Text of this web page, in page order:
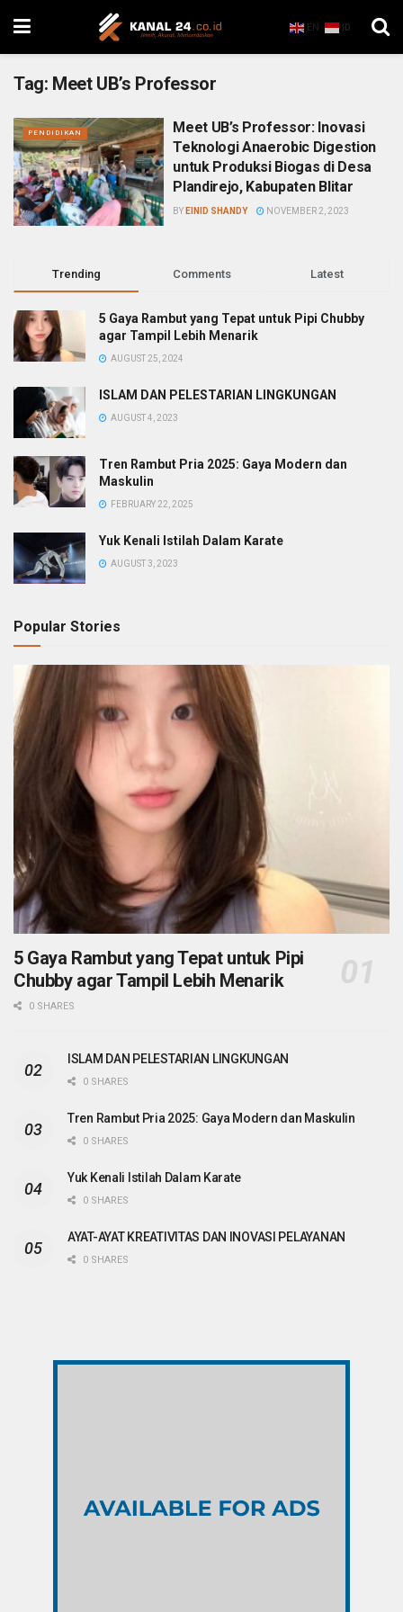
EN ID
Tag: Meet UB’s Professor
PENDIDIKAN
Meet UB’s Professor: Inovasi
Teknologi Anaerobic Digestion
untuk Produksi Biogas di Desa
Plandirejo, Kabupaten Blitar
BY EINID SHANDY NOVEMBER 2, 2023
Trending Comments Latest
5 Gaya Rambut yang Tepat untuk Pipi Chubby
agar Tampil Lebih Menarik
AUGUST 25, 2024
ISLAM DAN PELESTARIAN LINGKUNGAN
AUGUST 4, 2023
Tren Rambut Pria 2025: Gaya Modern dan
Maskulin
FEBRUARY 22, 2025
Yuk Kenali Istilah Dalam Karate
AUGUST 3, 2023
Popular Stories
5 Gaya Rambut yang Tepat untuk Pipi
Chubby agar Tampil Lebih Menarik
0 SHARES
ISLAM DAN PELESTARIAN LINGKUNGAN
0 SHARES
Tren Rambut Pria 2025: Gaya Modern dan Maskulin
0 SHARES
Yuk Kenali Istilah Dalam Karate
0 SHARES
AYAT-AYAT KREATIVITAS DAN INOVASI PELAYANAN
0 SHARES